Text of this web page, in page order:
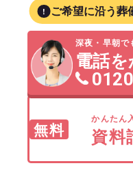
ご希望に沿う葬
深夜・早朝
電話
無料
かんたん
資料